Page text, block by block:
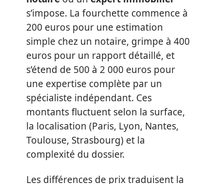
s’impose. La fourchette commence à
200 euros pour une estimation
simple chez un notaire, grimpe à 400
euros pour un rapport détaillé, et
s’étend de 500 à 2 000 euros pour
une expertise complète par un
spécialiste indépendant. Ces
montants fluctuent selon la surface,
la localisation (Paris, Lyon, Nantes,
Toulouse, Strasbourg) et la
complexité du dossier.
Les différences de prix traduisent la